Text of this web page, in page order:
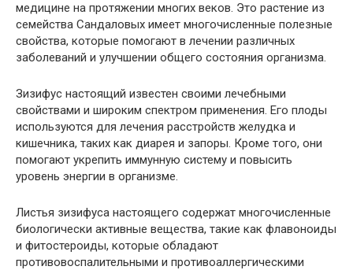
медицине на протяжении многих веков. Это растение из
семейства Сандаловых имеет многочисленные полезные
свойства, которые помогают в лечении различных
заболеваний и улучшении общего состояния организма.
Зизифус настоящий известен своими лечебными
свойствами и широким спектром применения. Его плоды
используются для лечения расстройств желудка и
кишечника, таких как диарея и запоры. Кроме того, они
помогают укрепить иммунную систему и повысить
уровень энергии в организме.
Листья зизифуса настоящего содержат многочисленные
биологически активные вещества, такие как флавоноиды
и фитостероиды, которые обладают
противовоспалительными и противоаллергическими